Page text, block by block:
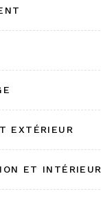
EXTÉRIEUR
ET INTÉRIEUR